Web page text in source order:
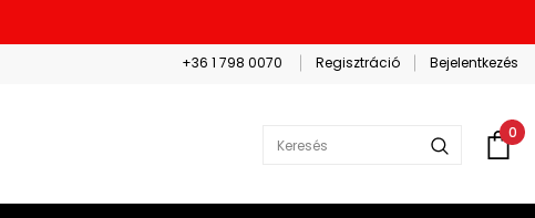
+36 1 798 0070 Regisztráció Bejelentkezés
0